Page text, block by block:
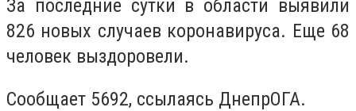
За последние сутки в области выявили
826 новых случаев коронавируса. Еще 68
человек выздоровели.
Сообщает 5692, ссылаясь ДнепрОГА.